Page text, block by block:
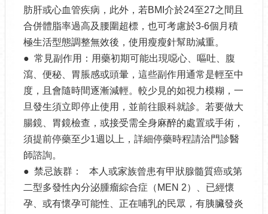
肪肝或心血管疾病，此外，若BMI介於24至27之間且
合併體脂率過高及腰圍超標，也可考慮於3-6個月積
極生活型態調整無效後，使用瘦瘦針幫助減重。
● 常見副作用：用藥初期可能出現噁心、嘔吐、腹
瀉、便秘、胃脹感或頭暈，這些副作用通常是輕至中
度，且會隨時間逐漸減輕。較少見的如視力模糊，一
旦發生須立即停止使用，並前往眼科就診。若要做大
腸鏡、胃鏡檢查，或接受需全身麻醉的處置或手術，
須提前停藥至少1週以上，詳細停藥時程請洽門診醫
師諮詢。
● 禁忌族群： 本人或家族曾患有甲狀腺髓質癌或第
二型多發性內分泌腫瘤綜合症（MEN 2）、已經懷
孕、或有懷孕可能性、正在哺乳的民眾，有胰臟發炎